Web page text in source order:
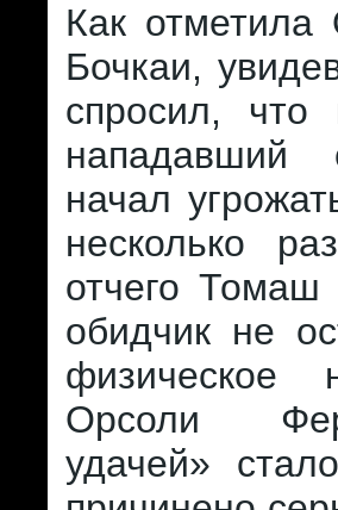
Как
Бочкаи,
спросил, что
нападавший
начал
несколько
отчего
обидчик не
физическое
Орсоли
удачей»